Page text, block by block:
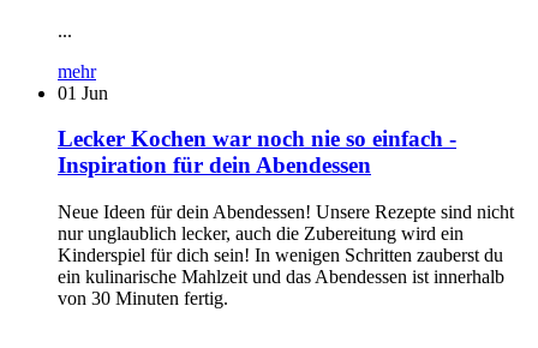
...
mehr
01 Jun
Lecker Kochen war noch nie so einfach -
Inspiration für dein Abendessen
Neue Ideen für dein Abendessen! Unsere Rezepte sind nicht
nur unglaublich lecker, auch die Zubereitung wird ein
Kinderspiel für dich sein! In wenigen Schritten zauberst du
ein kulinarische Mahlzeit und das Abendessen ist innerhalb
von 30 Minuten fertig.